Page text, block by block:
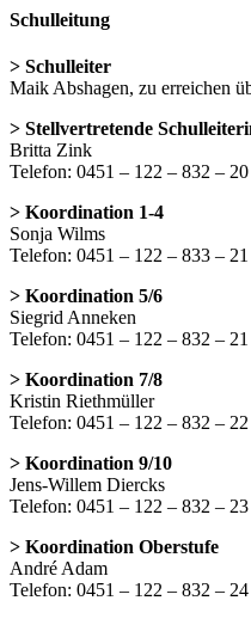
Schulleitung
> Schulleiter
Maik Abshagen, zu erreichen
> Stellvertretende
Britta Zink
Telefon: 0451 – 122 – 832 – 20
> Koordination 1-4
Sonja Wilms
Telefon: 0451 – 122 – 833 – 21
> Koordination 5/6
Siegrid Anneken
Telefon: 0451 – 122 – 832 – 21
> Koordination 7/8
Kristin Riethmüller
Telefon: 0451 – 122 – 832 – 22
> Koordination 9/10
Jens-Willem Diercks
Telefon: 0451 – 122 – 832 – 23
> Koordination Oberstufe
André Adam
Telefon: 0451 – 122 – 832 – 24